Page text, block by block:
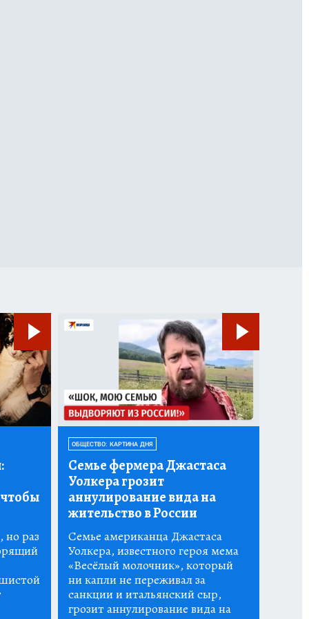
но раз
ОБЩЕСТВО: КАРТИНА ДНЯ
Семье фермера Джастаса
Уолкера грозит
аннулирование вида на
жительство в России
Семье американца Джастаса
Уолкера, известного героя мема
«Весёлый молочник», который
ни капли не переживал за
санкции и итальянский сыр,
грозит аннулирование вида на